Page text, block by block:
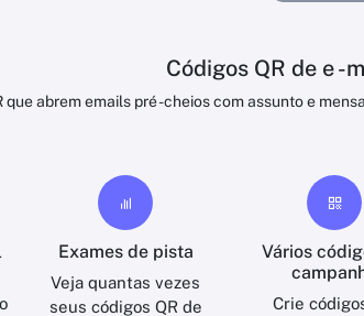
Códigos QR de e -
que abrem emails pré -cheios com assunto e
Exames de pista
Veja quantas vezes
seus códigos QR de
Vários
Crie